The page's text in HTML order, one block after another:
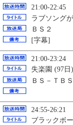
21:00-22:45
ラブソング
ＢＳ２
[字幕]
21:00-23:24
失楽園 (97日)
ＢＳ－ＴＢＳ
24:55-26:21
ブラックボ